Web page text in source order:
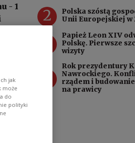
- 1
2
Polska szóstą
Unii Europejskiej w
Papież Leon XIV
Polskę. Pierwsze
wizyty
Rok prezydentury
Nawrockiego.
rządem i
na prawicy
jak
może
do
polityki